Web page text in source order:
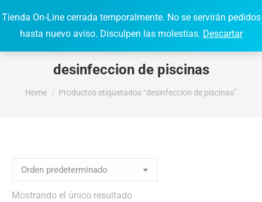
Tienda On-Line cerrada temporalmente. No se servirán pedidos
hasta nuevo aviso. Disculpen las molestias. Descartar
0,00€ 0 Search:
desinfeccion de piscinas
You are here:
Home Productos etiquetados “desinfeccion de piscinas”
Mostrando el único resultado